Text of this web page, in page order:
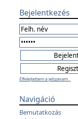
Bejelentkezés
Elfelejtettem a jelszavam...
Navigáció
Bemutatkozás